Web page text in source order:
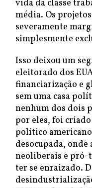
vida da classe
média. Os
severamente
simplesmente
Isso deixou um
eleitorado dos
financiarização e
sem uma casa
nenhum dos dois
por eles, foi criado
político
desocupada,
neoliberais e
ter se enraizado.